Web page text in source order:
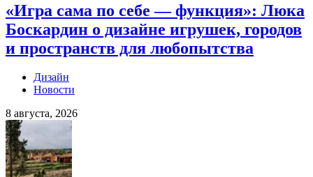
«Игра сама по себе — функция»: Люка
Боскардин о дизайне игрушек, городов
и пространств для любопытства
Дизайн
Новости
8 августа, 2026